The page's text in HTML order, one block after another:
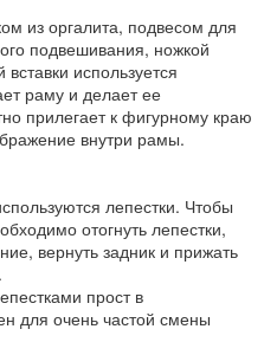
из оргалита, подвесом для
подвешивания, ножкой
используется
раму и делает ее
прилегает к фигурному краю
внутри рамы.
лепестки. Чтобы
отогнуть лепестки,
вернуть задник и прижать
прост в
для очень частой смены